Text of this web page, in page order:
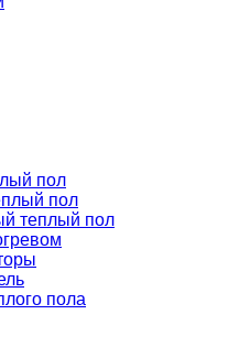
пол
пол
теплый пол
пола